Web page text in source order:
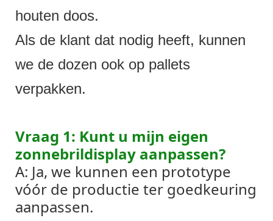
houten doos.
Als de klant dat nodig heeft, kunnen
we de dozen ook op pallets
verpakken.
Vraag 1: Kunt u mijn eigen
zonnebrildisplay aanpassen?
A: Ja, we kunnen een prototype
vóór de productie ter goedkeuring
aanpassen.